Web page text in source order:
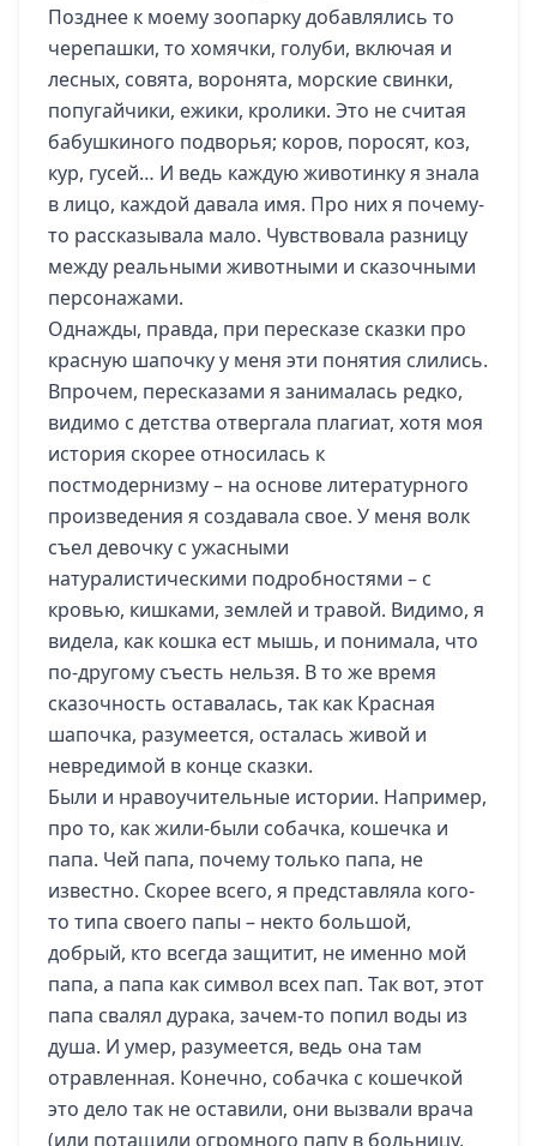
Позднее к моему зоопарку добавлялись то
черепашки, то хомячки, голуби, включая и
лесных, совята, воронята, морские свинки,
попугайчики, ежики, кролики. Это не считая
бабушкиного подворья; коров, поросят, коз,
кур, гусей… И ведь каждую животинку я знала
в лицо, каждой давала имя. Про них я почему-
то рассказывала мало. Чувствовала разницу
между реальными животными и сказочными
персонажами.
Однажды, правда, при пересказе сказки про
красную шапочку у меня эти понятия слились.
Впрочем, пересказами я занималась редко,
видимо с детства отвергала плагиат, хотя моя
история скорее относилась к
постмодернизму – на основе литературного
произведения я создавала свое. У меня волк
съел девочку с ужасными
натуралистическими подробностями – с
кровью, кишками, землей и травой. Видимо, я
видела, как кошка ест мышь, и понимала, что
по-другому съесть нельзя. В то же время
сказочность оставалась, так как Красная
шапочка, разумеется, осталась живой и
невредимой в конце сказки.
Были и нравоучительные истории. Например,
про то, как жили-были собачка, кошечка и
папа. Чей папа, почему только папа, не
известно. Скорее всего, я представляла кого-
то типа своего папы – некто большой,
добрый, кто всегда защитит, не именно мой
папа, а папа как символ всех пап. Так вот, этот
папа свалял дурака, зачем-то попил воды из
душа. И умер, разумеется, ведь она там
отравленная. Конечно, собачка с кошечкой
это дело так не оставили, они вызвали врача
(или потащили огромного папу в больницу,